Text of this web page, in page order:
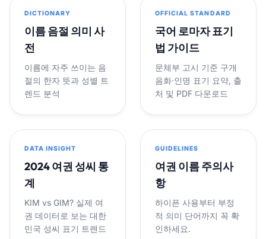
DICTIONARY
이름 음절 의미 사
전
이름에 자주 쓰이는 음
절의 한자 뜻과 성별 트
렌드 분석
OFFICIAL STANDARD
국어 로마자 표기
법 가이드
문체부 고시 기준 구개
음화·인명 표기 요약, 출
처 및 PDF 다운로드
DATA INSIGHT
2024 여권 성씨 통
계
KIM vs GIM? 실제 여
권 데이터로 보는 대한
민국 성씨 표기 트렌드
GUIDELINES
여권 이름 주의사
항
하이픈 사용부터 부정
적 의미 단어까지 꼭 확
인하세요.